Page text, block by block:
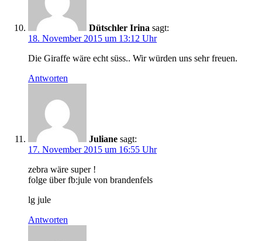
Dütschler Irina sagt:
18. November 2015 um 13:12 Uhr
Die Giraffe wäre echt süss.. Wir würden uns sehr freuen.
Antworten
Juliane sagt:
17. November 2015 um 16:55 Uhr
zebra wäre super !
folge über fb:jule von brandenfels
lg jule
Antworten